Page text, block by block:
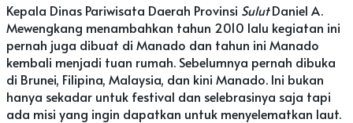
Kepala Dinas Pariwisata Daerah Provinsi SulutDaniel A.
Mewengkang menambahkan tahun 2010 lalu kegiatan ini
pernah juga dibuat di Manado dan tahun ini Manado
kembali menjadi tuan rumah. Sebelumnya pernah dibuka
di Brunei, Filipina, Malaysia, dan kini Manado. Ini bukan
hanya sekadar untuk festival dan selebrasinya saja tapi
ada misi yang ingin dapatkan untuk menyelematkan laut.